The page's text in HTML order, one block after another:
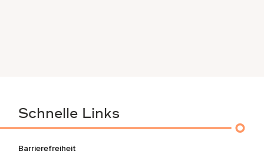
Schnelle Links
Barrierefreiheit